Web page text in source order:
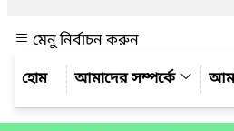
মেনু নির্বাচন করুন
আমাদের সম্পর্কে